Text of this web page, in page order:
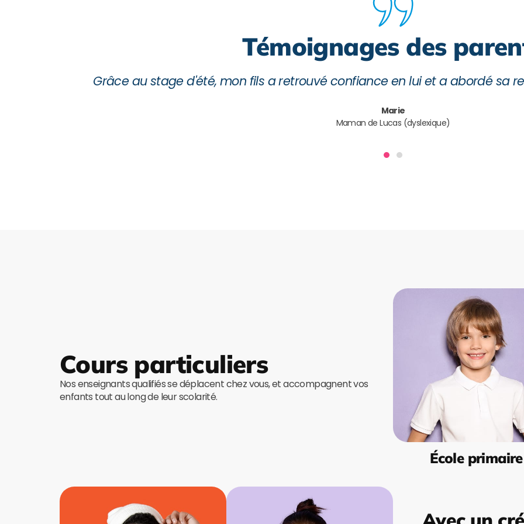
Témoignages des
L'approche bienveillante et les méthodes adaptées ont permis à ma
Pierre
Papa d'Emma (dyscalculique)
Cours particuliers
Nos enseignants qualifiés se déplacent chez vous, et accompagnent vos
enfants tout au long de leur scolarité.
École primaire